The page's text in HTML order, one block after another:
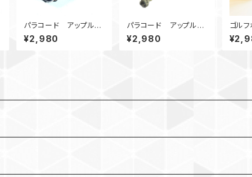
パラコード アップルウ
ォッチ バンド44_kahuk
u_BBrWDc
¥2,980
パラコード アップルウ
ォッチ バンド44_ナット1
0_MM_OdG Apple
¥2,980
ゴル
ティ
ジ